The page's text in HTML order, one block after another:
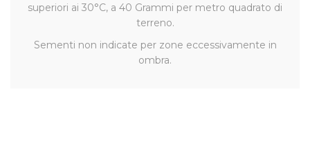
superiori ai 30°C, a 40 Grammi per metro quadrato di
terreno.
Sementi non indicate per zone eccessivamente in
ombra.